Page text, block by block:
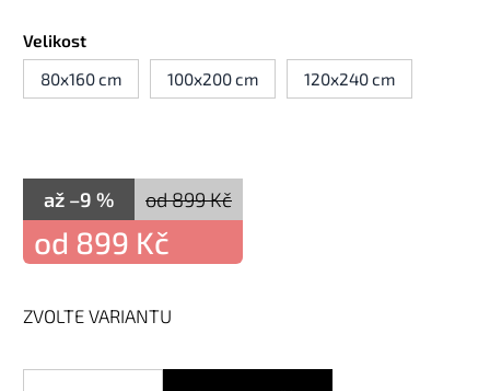
Velikost
80x160 cm
100x200 cm 120x240 cm
od 899 Kč
až –9 %
od 899 Kč
ZVOLTE VARIANTU